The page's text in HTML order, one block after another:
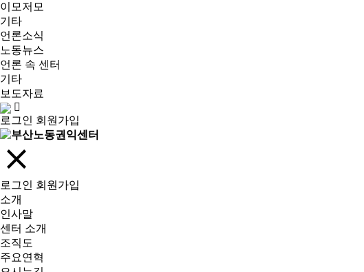
이모저모
기타
언론소식
노동뉴스
언론 속 센터
기타
보도자료
로그인 회원가입
로그인 회원가입
소개
인사말
센터 소개
조직도
주요연혁